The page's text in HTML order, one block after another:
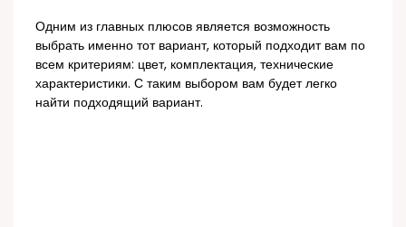
Одним из главных плюсов является возможность
выбрать именно тот вариант, который подходит вам по
всем критериям: цвет, комплектация, технические
характеристики. С таким выбором вам будет легко
найти подходящий вариант.